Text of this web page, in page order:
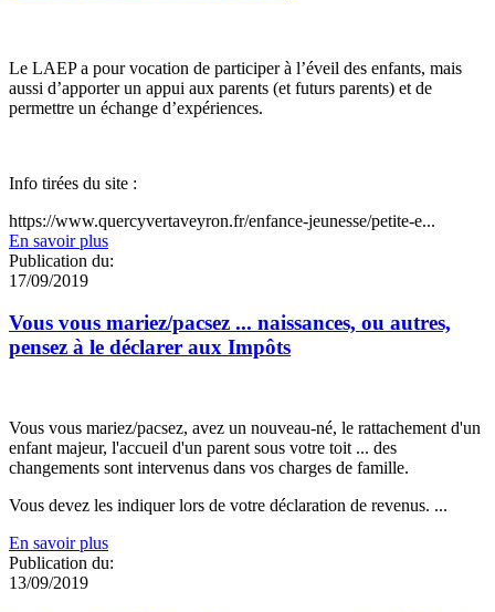
Le LAEP a pour vocation de participer à l’éveil des enfants, mais
aussi d’apporter un appui aux parents (et futurs parents) et de
permettre un échange d’expériences.
Info tirées du site :
https://www.quercyvertaveyron.fr/enfance-jeunesse/petite-e...
En savoir plus
Publication du:
17/09/2019
Vous vous mariez/pacsez ... naissances, ou autres,
pensez à le déclarer aux Impôts
Vous vous mariez/pacsez, avez un nouveau-né, le rattachement d'un
enfant majeur, l'accueil d'un parent sous votre toit ... des
changements sont intervenus dans vos charges de famille.
Vous devez les indiquer lors de votre déclaration de revenus. ...
En savoir plus
Publication du:
13/09/2019